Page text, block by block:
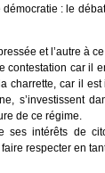
: le
et l’autre à
car il
charrette, car il
s’investissent
de ce régime.
intérêts de
respecter en